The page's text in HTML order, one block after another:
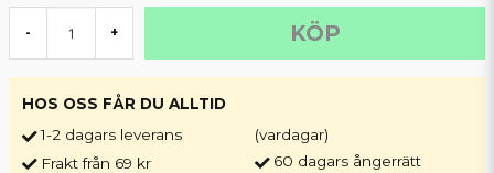
- + KÖP
HOS OSS FÅR DU ALLTID
1-2 dagars leverans
Frakt från 69 kr
(vardagar)
60 dagars ångerrätt